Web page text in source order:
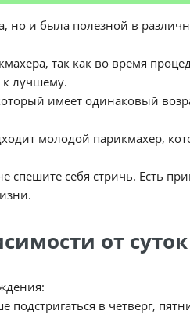
но и была полезной в
так как во время
к лучшему.
имеет одинаковый
молодой парикмахер,
спешите себя стричь. Есть
от
в четверг,